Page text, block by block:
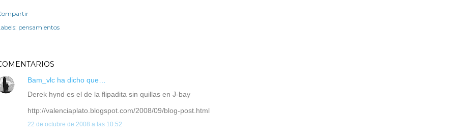
pensamientos
Bam_vlc ha dicho que…
Derek hynd es el de la flipadita sin quillas en J-bay
http://valenciaplato.blogspot.com/2008/09/blog-post.html
22 de octubre de 2008 a las 10:52